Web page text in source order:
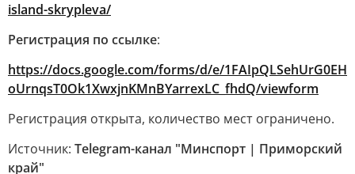
island-skrypleva/
Регистрация по ссылке:
https://docs.google.com/forms/d/e/
oUrnqsT0Ok1XwxjnKMnBYarrexLC_fhdQ/viewform
Регистрация открыта, количество мест ограничено.
Источник: Telegram-канал "Минспорт | Приморский
край"